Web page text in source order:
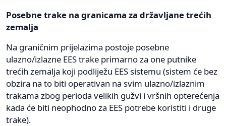
Posebne trake na granicama za državljane trećih
zemalja
Na graničnim prijelazima postoje posebne
ulazno/izlazne EES trake primarno za one putnike
trećih zemalja koji podliježu EES sistemu (sistem će bez
obzira na to biti operativan na svim ulazno/izlaznim
trakama zbog perioda velikih gužvi i vršnih opterećenja
kada će biti neophodno za EES potrebe koristiti i druge
trake).